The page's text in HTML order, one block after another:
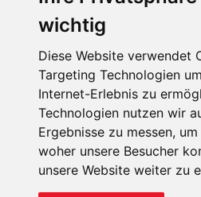
wichtig
Diese Website verwendet
Targeting Technologien
Internet-Erlebnis zu
Technologien nutzen wir
Ergebnisse zu messen,
woher unsere Besucher
unsere Website weiter zu
KIN weltweit